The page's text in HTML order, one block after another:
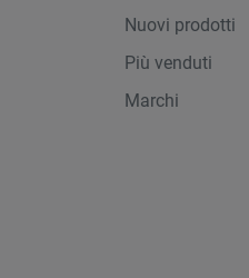
Nuovi prodotti
Più venduti
Marchi